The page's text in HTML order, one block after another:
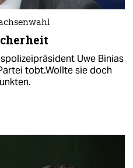
Uwe Binias
tobt.Wollte sie doch